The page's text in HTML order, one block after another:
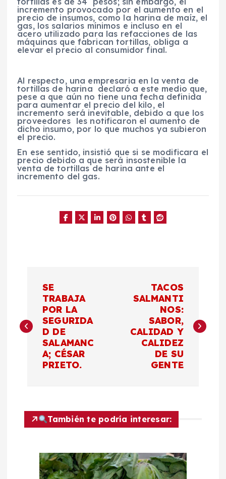
incremento provocado por el aumento en el
precio de insumos, como la harina de maíz, el
gas, los salarios mínimos e incluso en el
acero utilizado para las refacciones de las
máquinas que fabrican tortillas, obliga a
elevar el precio al consumidor final.
Al respecto, una empresaria en la venta de
tortillas de harina declaró a este medio que,
pese a que aún no tiene una fecha definida
para aumentar el precio del kilo, el
incremento será inevitable, debido a que los
proveedores les notificaron el aumento de
dicho insumo, por lo que muchos ya subieron
el precio.
En ese sentido, insistió que si se modificara el
precio debido a que será insostenible la
venta de tortillas de harina ante el
incremento del gas.
v
c
SE
TRABAJA
POR LA
SEGURIDA
D DE
SALAMANC
A; CÉSAR
PRIETO.
TACOS
SALMANTI
NOS:
SABOR,
CALIDAD Y
CALIDEZ
DE SU
GENTE
También te podría interesar: